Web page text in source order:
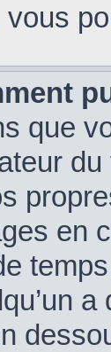
vous
que
en